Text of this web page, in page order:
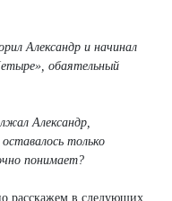
Александр и начинал
обаятельный
Александр,
только
понимает?
расскажем в следующих